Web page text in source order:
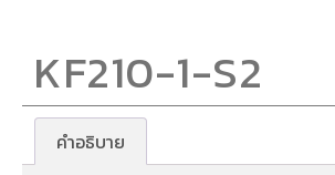
KF210-1-S2
คำอธิบาย